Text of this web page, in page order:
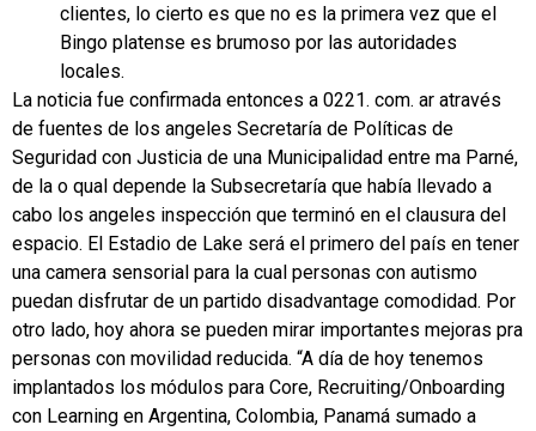
clientes, lo cierto es que no es la primera vez que el
Bingo platense es brumoso por las autoridades
locales.
La noticia fue confirmada entonces a 0221. com. ar através
de fuentes de los angeles Secretaría de Políticas de
Seguridad con Justicia de una Municipalidad entre ma Parné,
de la o qual depende la Subsecretaría que había llevado a
cabo los angeles inspección que terminó en el clausura del
espacio. El Estadio de Lake será el primero del país en tener
una camera sensorial para la cual personas con autismo
puedan disfrutar de un partido disadvantage comodidad. Por
otro lado, hoy ahora se pueden mirar importantes mejoras pra
personas con movilidad reducida. “A día de hoy tenemos
implantados los módulos para Core, Recruiting/Onboarding
con Learning en Argentina, Colombia, Panamá sumado a